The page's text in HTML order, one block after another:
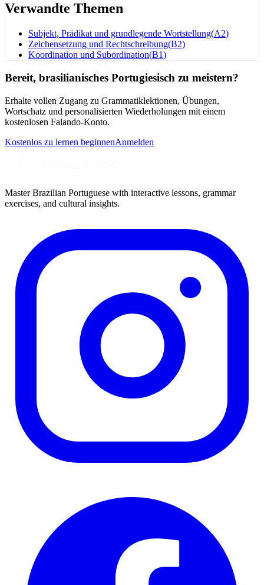
Verwandte Themen
Subjekt, Prädikat und grundlegende Wortstellung(A2)
Zeichensetzung und Rechtschreibung(B2)
Koordination und Subordination(B1)
Bereit, brasilianisches Portugiesisch zu meistern?
Erhalte vollen Zugang zu Grammatiklektionen, Übungen,
Wortschatz und personalisierten Wiederholungen mit einem
kostenlosen Falando-Konto.
Kostenlos zu lernen beginnenAnmelden
Master Brazilian Portuguese with interactive lessons, grammar
exercises, and cultural insights.